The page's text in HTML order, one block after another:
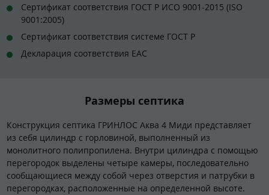
Сертификат соответствия ГОСТ Р ИСО 9001-2015 (ISO
9001:2005)
Сертификат соответствия системе ГОСТ Р
Декларация соответствия EAC
Размеры септика
Конструкция септика ГРИНЛОС Аква 4 Миди представляет
из себя цилиндр с горловиной, выполненный из
монолитного полипропилена. Внутри цилиндра с помощью
перегородок выделены четыре камеры, последовательно
сообщающиеся между собой через отверстия и патрубки в
перегородках, расположенные на определенной высоте.